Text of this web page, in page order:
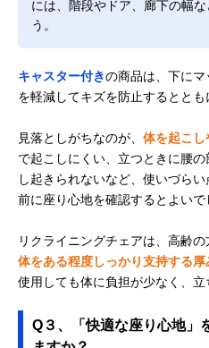
には、階段やドア、廊下の幅
う。
キャスター付きの商品は、下に
を軽減してキズを防止するととも
見落としがちなのが、 体を起こし
で起こしにくい、立つときに腰
し起きられないなど、使いづら
前に座り心地を確認するとよいで
リクライニングチェアは、高齢
体をある程度しっかり支持する厚
使用しても体に負担が少なく、立
Q３、「快適な座り心地」